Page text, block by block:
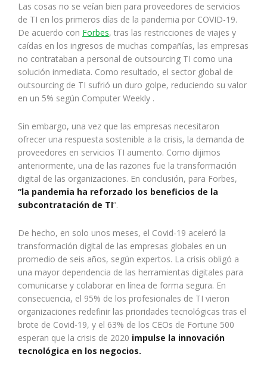
Las cosas no se veían bien para proveedores de servicios
de TI en los primeros días de la pandemia por COVID-19.
De acuerdo con Forbes, tras las restricciones de viajes y
caídas en los ingresos de muchas compañías, las empresas
no contrataban a personal de outsourcing TI como una
solución inmediata. Como resultado, el sector global de
outsourcing de TI sufrió un duro golpe, reduciendo su valor
en un 5% según Computer Weekly .
Sin embargo, una vez que las empresas necesitaron
ofrecer una respuesta sostenible a la crisis, la demanda de
proveedores en servicios TI aumento. Como dijimos
anteriormente, una de las razones fue la transformación
digital de las organizaciones. En conclusión, para Forbes,
“la pandemia ha reforzado los beneficios de la
subcontratación de TI”.
De hecho, en solo unos meses, el Covid-19 aceleró la
transformación digital de las empresas globales en un
promedio de seis años, según expertos. La crisis obligó a
una mayor dependencia de las herramientas digitales para
comunicarse y colaborar en línea de forma segura. En
consecuencia, el 95% de los profesionales de TI vieron
organizaciones redefinir las prioridades tecnológicas tras el
brote de Covid-19, y el 63% de los CEOs de Fortune 500
esperan que la crisis de 2020 impulse la innovación
tecnológica en los negocios.